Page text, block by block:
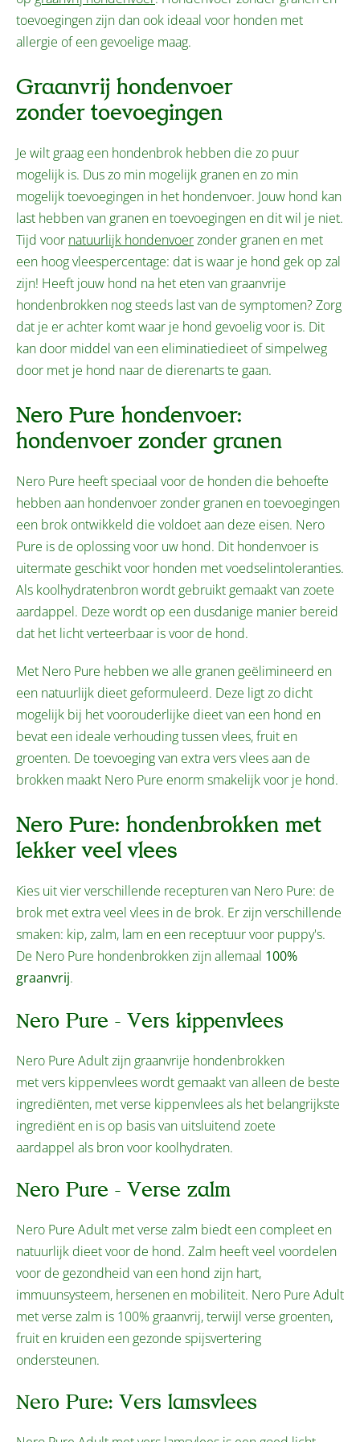
toevoegingen zijn dan ook ideaal voor honden met
allergie of een gevoelige maag.
Graanvrij hondenvoer
zonder toevoegingen
Je wilt graag een hondenbrok hebben die zo puur
mogelijk is. Dus zo min mogelijk granen en zo min
mogelijk toevoegingen in het hondenvoer. Jouw hond kan
last hebben van granen en toevoegingen en dit wil je niet.
Tijd voor natuurlijk hondenvoerzonder granen en met
een hoog vleespercentage: dat is waar je hond gek op zal
zijn! Heeft jouw hond na het eten van graanvrije
hondenbrokken nog steeds last van de symptomen? Zorg
dat je er achter komt waar je hond gevoelig voor is. Dit
kan door middel van een eliminatiedieet of simpelweg
door met je hond naar de dierenarts te gaan.
Nero Pure hondenvoer:
hondenvoer zonder granen
Nero Pure heeft speciaal voor de honden die behoefte
hebben aan hondenvoer zonder granen en toevoegingen
een brok ontwikkeld die voldoet aan deze eisen. Nero
Pure is de oplossing voor uw hond. Dit hondenvoer is
uitermate geschikt voor honden met voedselintoleranties.
Als koolhydratenbron wordt gebruikt gemaakt van zoete
aardappel. Deze wordt op een dusdanige manier bereid
dat het licht verteerbaar is voor de hond.
Met Nero Pure hebben we alle granen geëlimineerd en
een natuurlijk dieet geformuleerd. Deze ligt zo dicht
mogelijk bij het voorouderlijke dieet van een hond en
bevat een ideale verhouding tussen vlees, fruit en
groenten. De toevoeging van extra vers vlees aan de
brokken maakt Nero Pure enorm smakelijk voor je hond.
Nero Pure: hondenbrokken met
lekker veel vlees
Kies uit vier verschillende recepturen van Nero Pure: de
brok met extra veel vlees in de brok. Er zijn verschillende
smaken: kip, zalm, lam en een receptuur voor puppy's.
De Nero Pure hondenbrokken zijn allemaal 100%
graanvrij.
Nero Pure - Vers kippenvlees
Nero Pure Adult zijn graanvrije hondenbrokken
met vers kippenvlees wordt gemaakt van alleen de beste
ingrediënten, met verse kippenvlees als het belangrijkste
ingrediënt en is op basis van uitsluitend zoete
aardappel als bron voor koolhydraten.
Nero Pure - Verse zalm
Nero Pure Adult met verse zalm biedt een compleet en
natuurlijk dieet voor de hond. Zalm heeft veel voordelen
voor de gezondheid van een hond zijn hart,
immuunsysteem, hersenen en mobiliteit. Nero Pure Adult
met verse zalm is 100% graanvrij, terwijl verse groenten,
fruit en kruiden een gezonde spijsvertering
ondersteunen.
Nero Pure: Vers lamsvlees